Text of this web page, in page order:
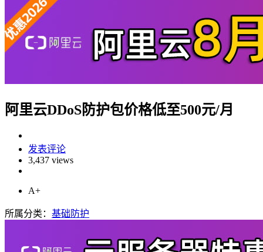
阿里云DDoS防护包价格低至500元/月
发表评论
3,437 views
A+
所属分类： 基础防护